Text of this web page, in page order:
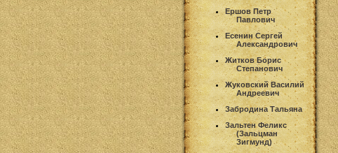
Ершов Петр
Павлович
Есенин Сергей
Александрович
Житков Борис
Степанович
Жуковский Василий
Андреевич
Забродина Тальяна
Зальтен Феликс
(Зальцман
Зигмунд)